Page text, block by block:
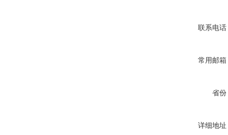
联系电话
常用邮箱
省份
详细地址